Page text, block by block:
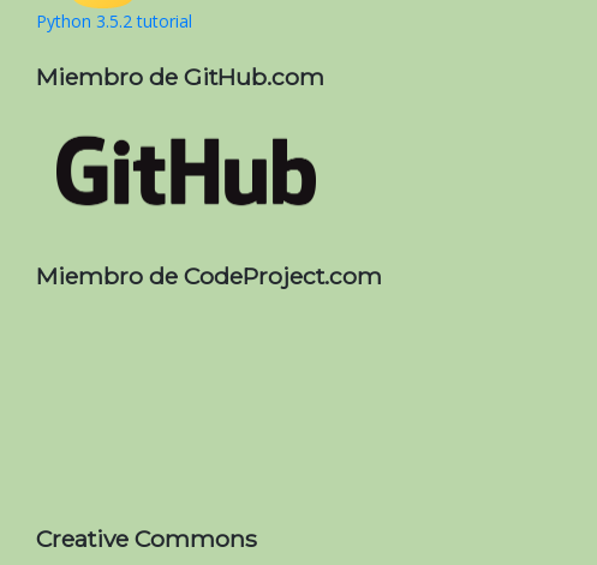
Python 3.5.2 tutorial
Miembro de GitHub.com
Miembro de CodeProject.com
Creative Commons